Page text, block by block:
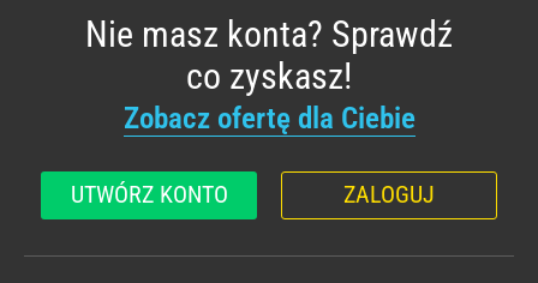
Nie masz konta? Sprawdź
co zyskasz!
Zobacz ofertę dla Ciebie
UTWÓRZ KONTO ZALOGUJ